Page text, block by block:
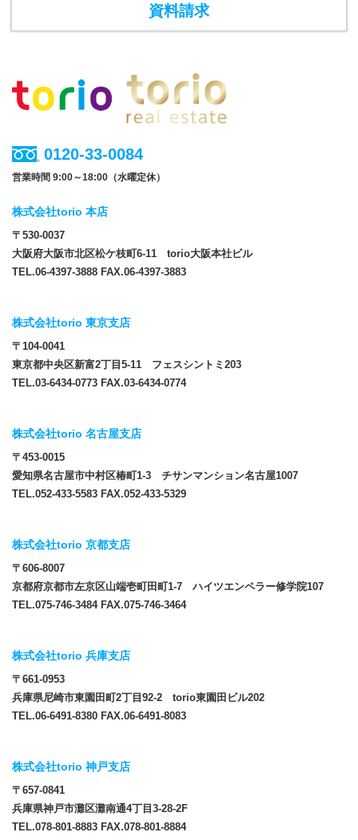
資料請求
0120-33-0084
営業時間 9:00～18:00（水曜定休）
株式会社torio 本店
〒530-0037
大阪府大阪市北区松ケ枝町6-11 torio大阪本社ビル
TEL.06-4397-3888 FAX.06-4397-3883
株式会社torio 東京支店
〒104-0041
東京都中央区新富2丁目5-11 フェスシントミ203
TEL.03-6434-0773 FAX.03-6434-0774
株式会社torio 名古屋支店
〒453-0015
愛知県名古屋市中村区椿町1-3 チサンマンション名古屋1007
TEL.052-433-5583 FAX.052-433-5329
株式会社torio 京都支店
〒606-8007
京都府京都市左京区山端壱町田町1-7 ハイツエンペラー修学院107
TEL.075-746-3484 FAX.075-746-3464
株式会社torio 兵庫支店
〒661-0953
兵庫県尼崎市東園田町2丁目92-2 torio東園田ビル202
TEL.06-6491-8380 FAX.06-6491-8083
株式会社torio 神戸支店
〒657-0841
兵庫県神戸市灘区灘南通4丁目3-28-2F
TEL.078-801-8883 FAX.078-801-8884